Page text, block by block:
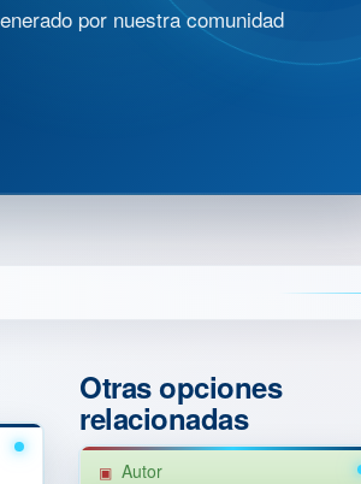
por nuestra comunidad
Otras opciones
relacionadas
Autor